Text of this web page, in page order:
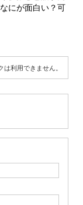
にが面白い？可
は利用できません。